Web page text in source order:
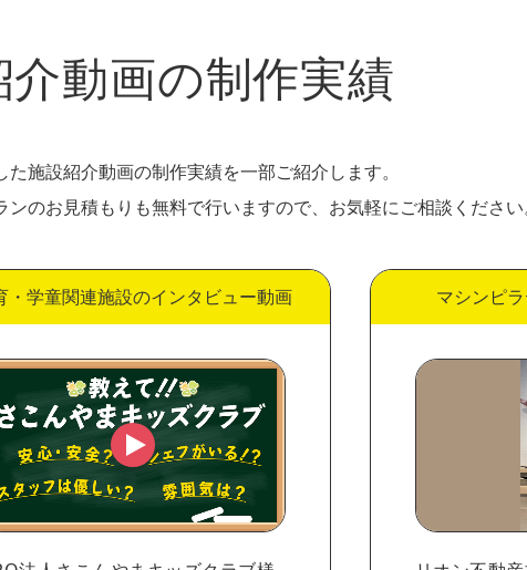
動画の制作実績
た施設紹介動画の制作実績を一部ご紹介します。
のお見積もりも無料で行いますので、お気軽にご相談ください
・学童関連施設のインタビュー動画 マシンピ